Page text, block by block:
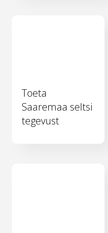
Toeta
Saaremaa seltsi
tegevust